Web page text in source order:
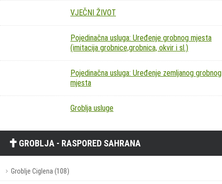
VJEČNI ŽIVOT
Pojedinačna usluga: Uređenje grobnog mjesta
(imitacija grobnice,grobnica, okvir i sl.)
Pojedinačna usluga: Uređenje zemljanog grobnog
mjesta
Groblja usluge
GROBLJA - RASPORED SAHRANA
Groblje Ciglena (108)